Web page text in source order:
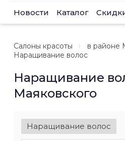
Новости Каталог
Салоны красоты
в районе
Наращивание волос
Наращивание
Маяковского
Наращивание волос